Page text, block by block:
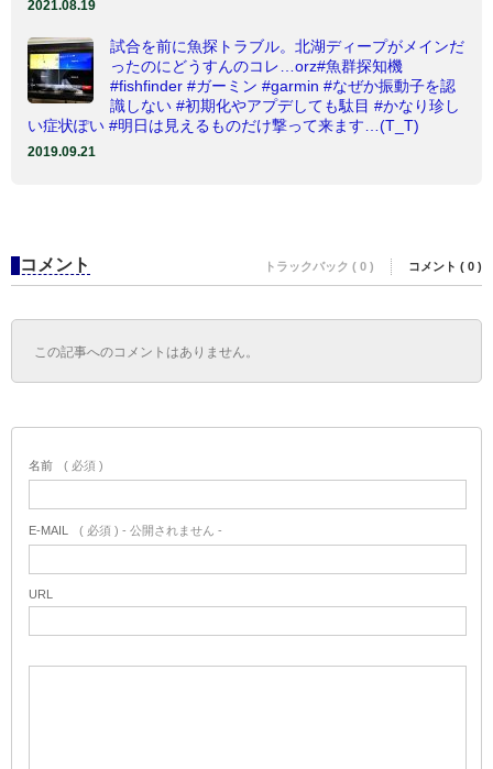
2021.08.19
試合を前に魚探トラブル。北湖ディープがメインだ
ったのにどうすんのコレ…orz#魚群探知機
#fishfinder #ガーミン #garmin #なぜか振動子を認
識しない #初期化やアプデしても駄目 #かなり珍し
い症状ぽい #明日は見えるものだけ撃って来ます…(T_T)
2019.09.21
コメント トラックバック ( 0 ) コメント ( 0 )
この記事へのコメントはありません。
名前 ( 必須 )
E-MAIL ( 必須 ) - 公開されません -
URL